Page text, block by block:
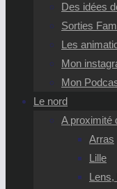
Des idées
Sorties
Les
Mon
Mon
Le nord
A proximité
Arras
Lille
Lens,